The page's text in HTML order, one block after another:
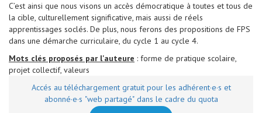
C’est ainsi que nous visons un accès démocratique à toutes et tous de
la cible, culturellement significative, mais aussi de réels
apprentissages soclés. De plus, nous ferons des propositions de FPS
dans une démarche curriculaire, du cycle 1 au cycle 4.
Mots clés proposés par l'auteure : forme de pratique scolaire,
projet collectif, valeurs
Accés au téléchargement gratuit pour les adhérent·e·s et
abonné·e·s "web partagé" dans le cadre du quota